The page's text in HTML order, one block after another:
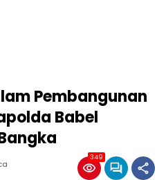
Pembangunan
Babel
349